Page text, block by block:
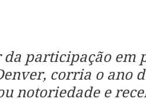
participação em
corria o ano
notoriedade e